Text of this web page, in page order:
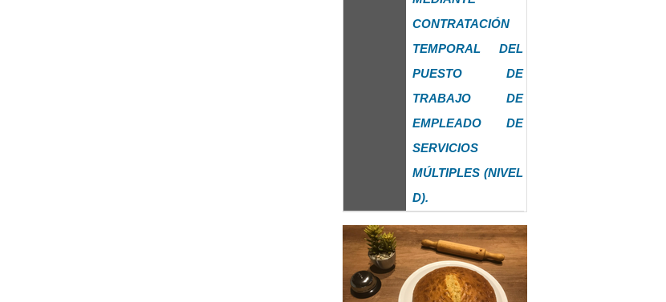
CONTRATACIÓN
TEMPORAL DEL
PUESTO DE
TRABAJO DE
EMPLEADO DE
SERVICIOS
MÚLTIPLES (NIVEL
D).